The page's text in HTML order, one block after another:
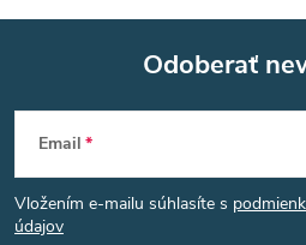
Z
á
Odoberať
Email
Vložením e-mailu súhlasíte s
údajov